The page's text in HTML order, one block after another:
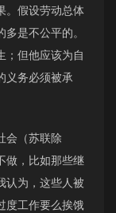
。假设劳动总体
是不公平的。
；但他应该为自
义务必须被承
会（苏联除
做，比如那些继
认为，这些人被
度工作要么挨饿